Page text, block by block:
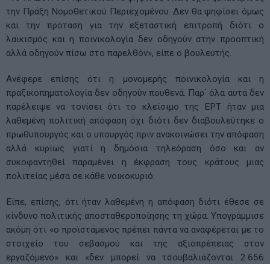
την Πράξη Νομοθετικού Περιεχομένου. Δεν θα ψηφίσει όμως
και την πρόταση για την εξεταστική επιτροπή διότι ο
λαϊκισμός και η ποινικολογία δεν οδηγούν στην προοπτική
αλλά οδηγούν πίσω στο παρελθόν», είπε ο βουλευτής.
Ανέφερε επίσης ότι η μονομερής ποινικολογία και η
πραξικοπηματολογία δεν οδηγούν πουθενά. Παρ΄ όλα αυτά δεν
παρέλειψε να τονίσει ότι το κλείσιμο της ΕΡΤ ήταν μια
λαθεμένη πολιτική απόφαση όχι διότι δεν διαβουλεύτηκε ο
πρωθυπουργός και ο υπουργός πριν ανακοινώσει την απόφαση
αλλά κυρίως γιατί η δημόσια τηλεόραση όσο και αν
συκοφαντηθεί παραμένει η έκφραση τους κράτους μιας
πολιτείας μέσα σε κάθε νοικοκυριό.
Είπε, επίσης, ότι ήταν λαθεμένη η απόφαση διότι έθεσε σε
κίνδυνο πολιτικής αποσταθεροποίησης τη χώρα. Υπογράμμισε
ακόμη ότι «ο προϊστάμενος πρέπει πάντα να αναφέρεται με το
στοιχείο του σεβασμού και της αξιοπρέπειας στον
εργαζόμενο» και «δεν μπορεί να τσουβαλιάζονται 2.656